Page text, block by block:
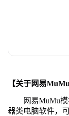
【关于网易MuMu
网易MuMu
器类电脑软件，